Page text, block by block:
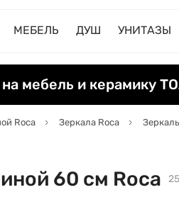
МЕБЕЛЬ ДУШ УНИТАЗЫ
мебель и керамику
Roca Зеркала Roca
60 см Roca